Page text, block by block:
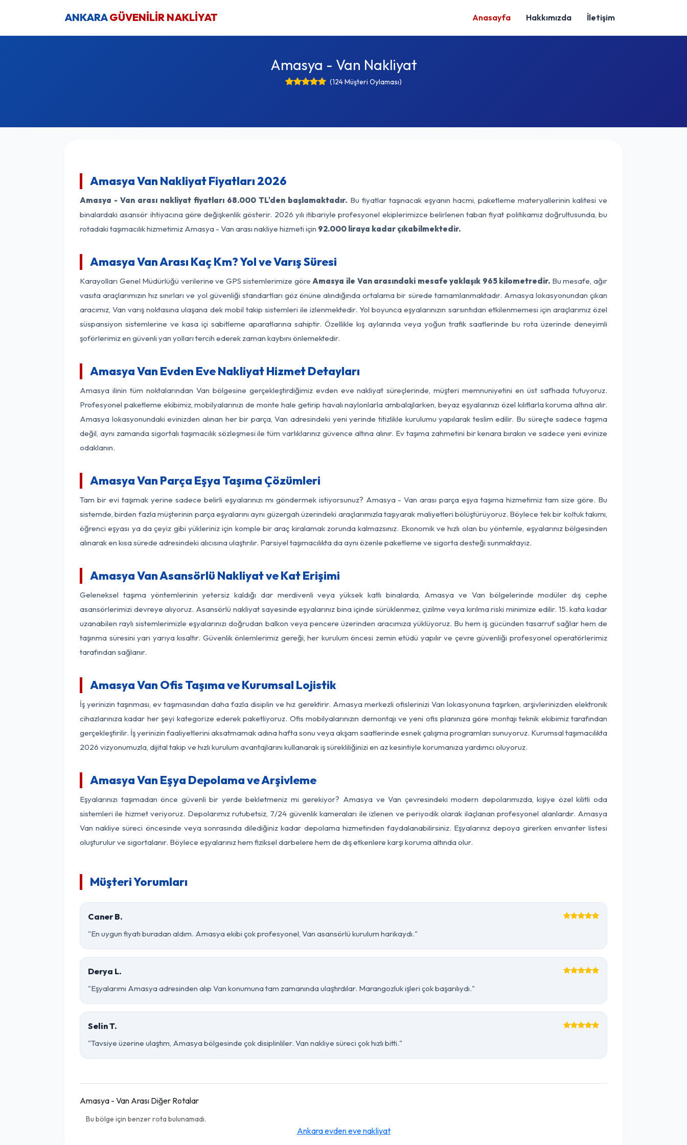
ANKARAGÜVENİLİR NAKLİYAT Anasayfa Hakkımızda İletişim
Amasya - Van Nakliyat
(124 Müşteri Oylaması)
Amasya Van Nakliyat Fiyatları 2026
Amasya - Van arası nakliyat fiyatları 68.000 TL'den başlamaktadır. Bu fiyatlar taşınacak eşyanın hacmi, paketleme materyallerinin kalitesi ve
binalardaki asansör ihtiyacına göre değişkenlik gösterir. 2026 yılı itibariyle profesyonel ekiplerimizce belirlenen taban fiyat politikamız doğrultusunda, bu
rotadaki taşımacılık hizmetimiz Amasya - Van arası nakliye hizmeti için 92.000 liraya kadar çıkabilmektedir.
Amasya Van Arası Kaç Km? Yol ve Varış Süresi
Karayolları Genel Müdürlüğü verilerine ve GPS sistemlerimize göreAmasya ile Van arasındaki mesafe yaklaşık 965 kilometredir. Bu mesafe, ağır
vasıta araçlarımızın hız sınırları ve yol güvenliği standartları göz önüne alındığında ortalama bir sürede tamamlanmaktadır. Amasya lokasyonundan çıkan
aracımız, Van varış noktasına ulaşana dek mobil takip sistemleri ile izlenmektedir. Yol boyunca eşyalarınızın sarsıntıdan etkilenmemesi için araçlarımız özel
süspansiyon sistemlerine ve kasa içi sabitleme aparatlarına sahiptir. Özellikle kış aylarında veya yoğun trafik saatlerinde bu rota üzerinde deneyimli
şoförlerimiz en güvenli yan yolları tercih ederek zaman kaybını önlemektedir.
Amasya Van Evden Eve Nakliyat Hizmet Detayları
Amasya ilinin tüm noktalarından Van bölgesine gerçekleştirdiğimiz evden eve nakliyat süreçlerinde, müşteri memnuniyetini en üst safhada tutuyoruz.
Profesyonel paketleme ekibimiz, mobilyalarınızı de monte hale getirip havalı naylonlarla ambalajlarken, beyaz eşyalarınızı özel kılıflarla koruma altına alır.
Amasya lokasyonundaki evinizden alınan her bir parça, Van adresindeki yeni yerinde titizlikle kurulumu yapılarak teslim edilir. Bu süreçte sadece taşıma
değil, aynı zamanda sigortalı taşımacılık sözleşmesi ile tüm varlıklarınız güvence altına alınır. Ev taşıma zahmetini bir kenara bırakın ve sadece yeni evinize
odaklanın.
Amasya Van Parça Eşya Taşıma Çözümleri
Tam bir evi taşımak yerine sadece belirli eşyalarınızı mı göndermek istiyorsunuz? Amasya - Van arası parça eşya taşıma hizmetimiz tam size göre. Bu
sistemde, birden fazla müşterinin parça eşyalarını aynı güzergah üzerindeki araçlarımızla taşıyarak maliyetleri bölüştürüyoruz. Böylece tek bir koltuk takımı,
öğrenci eşyası ya da çeyiz gibi yükleriniz için komple bir araç kiralamak zorunda kalmazsınız. Ekonomik ve hızlı olan bu yöntemle, eşyalarınız bölgesinden
alınarak en kısa sürede adresindeki alıcısına ulaştırılır. Parsiyel taşımacılıkta da aynı özenle paketleme ve sigorta desteği sunmaktayız.
Amasya Van Asansörlü Nakliyat ve Kat Erişimi
Geleneksel taşıma yöntemlerinin yetersiz kaldığı dar merdivenli veya yüksek katlı binalarda, Amasya ve Van bölgelerinde modüler dış cephe
asansörlerimizi devreye alıyoruz. Asansörlü nakliyat sayesinde eşyalarınız bina içinde sürüklenmez, çizilme veya kırılma riski minimize edilir. 15. kata kadar
uzanabilen raylı sistemlerimizle eşyalarınızı doğrudan balkon veya pencere üzerinden aracımıza yüklüyoruz. Bu hem iş gücünden tasarruf sağlar hem de
taşınma süresini yarı yarıya kısaltır. Güvenlik önlemlerimiz gereği, her kurulum öncesi zemin etüdü yapılır ve çevre güvenliği profesyonel operatörlerimiz
tarafından sağlanır.
Amasya Van Ofis Taşıma ve Kurumsal Lojistik
İş yerinizin taşınması, ev taşımasından daha fazla disiplin ve hız gerektirir. Amasya merkezli ofislerinizi Van lokasyonuna taşırken, arşivlerinizden elektronik
cihazlarınıza kadar her şeyi kategorize ederek paketliyoruz. Ofis mobilyalarınızın demontajı ve yeni ofis planınıza göre montajı teknik ekibimiz tarafından
gerçekleştirilir. İş yerinizin faaliyetlerini aksatmamak adına hafta sonu veya akşam saatlerinde esnek çalışma programları sunuyoruz. Kurumsal taşımacılıkta
2026 vizyonumuzla, dijital takip ve hızlı kurulum avantajlarını kullanarak iş sürekliliğinizi en az kesintiyle korumanıza yardımcı oluyoruz.
Amasya Van Eşya Depolama ve Arşivleme
Eşyalarınızı taşımadan önce güvenli bir yerde bekletmeniz mi gerekiyor? Amasya ve Van çevresindeki modern depolarımızda, kişiye özel kilitli oda
sistemleri ile hizmet veriyoruz. Depolarımız rutubetsiz, 7/24 güvenlik kameraları ile izlenen ve periyodik olarak ilaçlanan profesyonel alanlardır. Amasya
Van nakliye süreci öncesinde veya sonrasında dilediğiniz kadar depolama hizmetinden faydalanabilirsiniz. Eşyalarınız depoya girerken envanter listesi
oluşturulur ve sigortalanır. Böylece eşyalarınız hem fiziksel darbelere hem de dış etkenlere karşı koruma altında olur.
Müşteri Yorumları
Caner B.
"En uygun fiyatı buradan aldım. Amasya ekibi çok profesyonel, Van asansörlü kurulum harikaydı."
Derya L.
"Eşyalarımı Amasya adresinden alıp Van konumuna tam zamanında ulaştırdılar. Marangozluk işleri çok başarılıydı."
Selin T.
"Tavsiye üzerine ulaştım, Amasya bölgesinde çok disiplinliler. Van nakliye süreci çok hızlı bitti."
Amasya - Van Arası Diğer Rotalar
Bu bölge için benzer rota bulunamadı.
Ankara evden eve nakliyat